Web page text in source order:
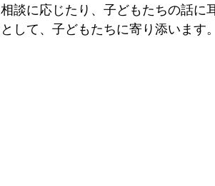
相談に応じたり、子どもたちの話に
として、子どもたちに寄り添います。